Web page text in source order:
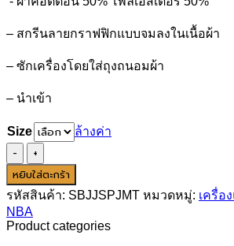
– สกรีนลายกราฟฟิกแบบจมลงในเนื้อผ้า
– ซักเครื่องโดยใส่ถุงถนอมผ้า
– นำเข้า
Size
ล้างค่า
จำนวน
Space
Jam:
A
New
Legacy
หยิบใส่ตะกร้า
รหัสสินค้า: SBJJSPJMT หมวดหมู่: เครื่อ
NBA
Product categories